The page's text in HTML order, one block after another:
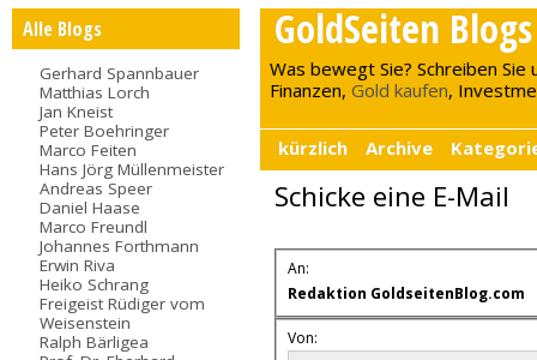
Alle Blogs
Gerhard Spannbauer
Matthias Lorch
Jan Kneist
Peter Boehringer
Marco Feiten
Hans Jörg Müllenmeister
Andreas Speer
Daniel Haase
Marco Freundl
Johannes Forthmann
Erwin Riva
Heiko Schrang
Freigeist Rüdiger vom
Weisenstein
Ralph Bärligea
GoldSeiten Blogs
Was bewegt Sie? Schreiben Sie
Finanzen,Gold kaufen,
kürzlich Archive
Schicke eine E-Mail
An:
Redaktion GoldseitenBlog.com
Von: